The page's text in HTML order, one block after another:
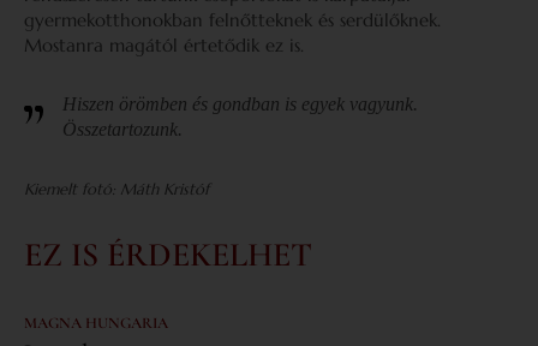
gyermekotthonokban felnőtteknek és serdülőknek.
Mostanra magától értetődik ez is.
Hiszen örömben és gondban is egyek vagyunk.
Összetartozunk.
Kiemelt fotó: Máth Kristóf
EZ IS ÉRDEKELHET
MAGNA HUNGARIA